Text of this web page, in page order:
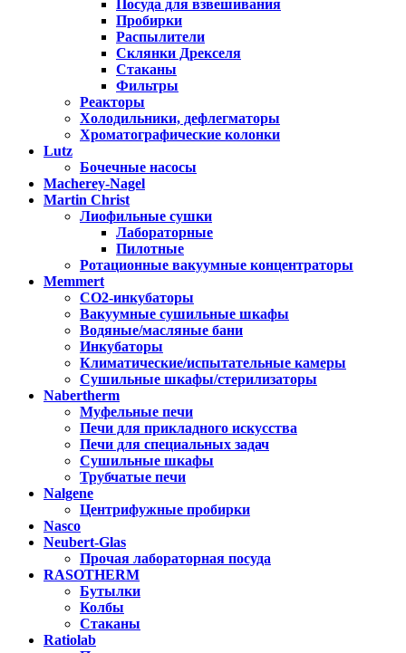
Посуда для взвешивания
Пробирки
Распылители
Склянки Дрекселя
Стаканы
Фильтры
Реакторы
Холодильники, дефлегматоры
Хроматографические колонки
Lutz
Бочечные насосы
Macherey-Nagel
Martin Christ
Лиофильные сушки
Лабораторные
Пилотные
Ротационные вакуумные концентраторы
Memmert
CO2-инкубаторы
Вакуумные сушильные шкафы
Водяные/масляные бани
Инкубаторы
Климатические/испытательные камеры
Сушильные шкафы/стерилизаторы
Nabertherm
Муфельные печи
Печи для прикладного искусства
Печи для специальных задач
Сушильные шкафы
Трубчатые печи
Nalgene
Центрифужные пробирки
Nasco
Neubert-Glas
Прочая лабораторная посуда
RASOTHERM
Бутылки
Колбы
Стаканы
Ratiolab